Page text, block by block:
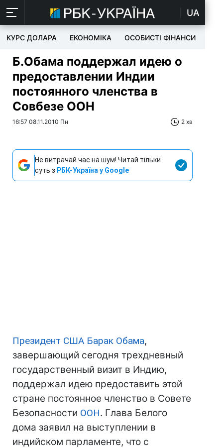
UA
КУРС ДОЛАРА ЕКОНОМІКА ОСОБИСТІ ФІНАНСИ
Б.Обама поддержал идею о
предоставлении Индии
постоянного членства в
Совбезе ООН
16:57 08.11.2010 Пн 2 хв
Не витрачай час на шум! Читай тільки
суть з РБК-Україна у Google
Президент США Барак Обама,
завершающий сегодня трехдневный
государственный визит в Индию,
поддержал идею предоставить этой
стране постоянное членство в Совете
Безопасности ООН. Глава Белого
дома заявил на выступлении в
индийском парламенте, что с